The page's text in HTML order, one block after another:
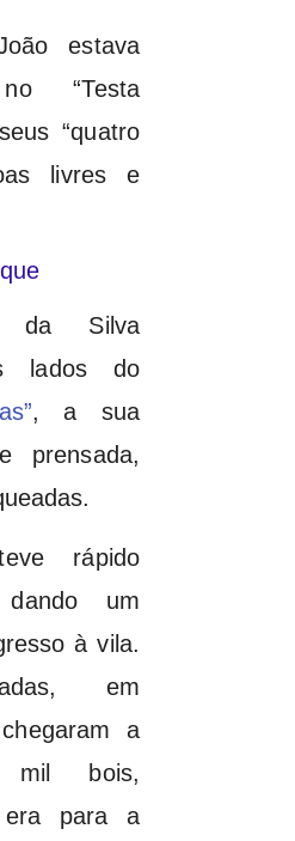
estava
“Testa
“quatro
livres e
da Silva
lados do
, a sua
prensada,
rápido
dando um
à vila.
em
a
mil bois,
era para a